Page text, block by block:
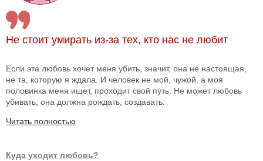
Не стоит умирать из-за тех, кто нас не любит
Если эта любовь хочет меня убить, значит, она не настоящая,
не та, которую я ждала. И человек не мой, чужой, а моя
половинка меня ищет, проходит свой путь. Не может любовь
убивать, она должна рождать, создавать.
Читать полностью
Куда уходит любовь?